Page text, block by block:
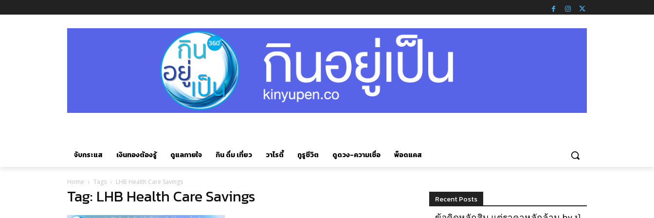
จับกระแส เงินทองต้องรู้ ดูแลกายใจ กิน ดื่ม เที่ยว วาไรตี้ กูรูชีวิต ดูดวง-ความเชื่อ พ็อดแคส
Home Tags LHB Health Care Savings
Tag: LHB Health Care Savings Recent Posts